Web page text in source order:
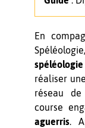
En
réaliser une
réseau de
course
aguerris.